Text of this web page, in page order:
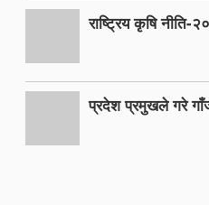
राष्ट्रिय कृषि नीति-
प्रदेश प्रमुखले गरे